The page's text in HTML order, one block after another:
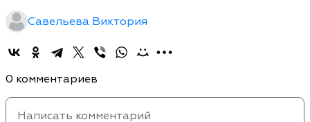
Савельева Виктория
0 комментариев